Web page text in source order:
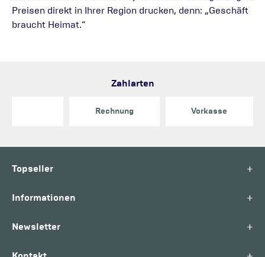
Preisen direkt in Ihrer Region drucken, denn: „Geschäft
braucht Heimat.“
Zahlarten
Rechnung Vorkasse
Topseller +
Informationen +
Newsletter +